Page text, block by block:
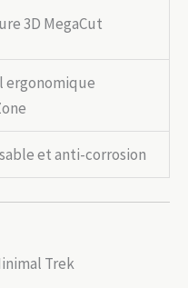
3D MegaCut
ergonomique
et anti-corrosion
Trek